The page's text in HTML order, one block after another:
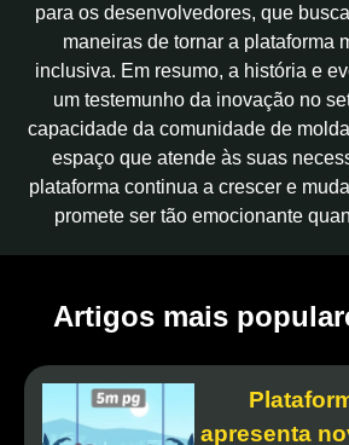
para os desenvolvedores, que
maneiras de tornar a plataforma
inclusiva. Em resumo, a história e
um testemunho da inovação no
capacidade da comunidade de
espaço que atende às suas
plataforma continua a crescer e
promete ser tão emocionante
Artigos mais
apresenta